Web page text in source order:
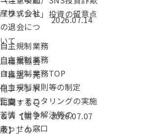
「ファンド」投資の留意点
自主規制業務
自主規制業務
自主規制業務TOP
自主規制規則等の制定
監査・モニタリングの実施
苦情・紛争解決等の
あっせん窓口
産株式会社
の退会につ
いて
投稿日：
2026.07.14
カテゴリー：
二種業協会
「株主一元
化ファンド
に関するＱ
＆Ａ【第２
版】」の一
投稿日：
2026.07.07